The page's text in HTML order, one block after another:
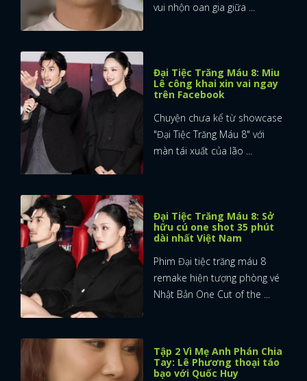
vui nhộn oan gia giữa ...
Đại Tiệc Trăng Máu 8: Miu
Lê công khai xin vai ngay
trên Facebook
Chuyện chưa kể từ showcase
"Đại Tiệc Trăng Máu 8" với
màn tái xuất của lão ...
Đại Tiệc Trăng Máu 8: Sở
hữu cú one shot 35 phút
dài nhất Việt Nam
Phim Đại tiệc trăng máu 8
remake hiện tượng phòng vé
Nhật Bản One Cut of the ...
Tập 2 Vì Mẹ Anh Phán Chia
Tay: Lê Phương thoại táo
bạo với Quốc Huy